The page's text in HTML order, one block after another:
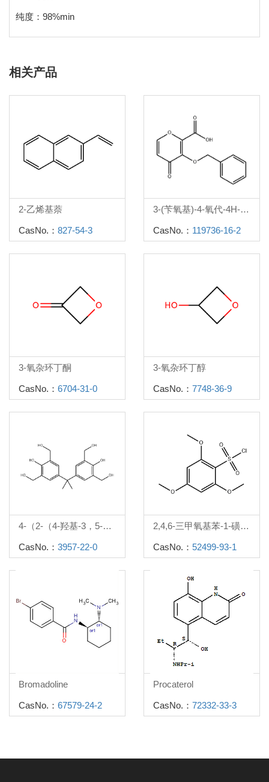
纯度：98%min
相关产品
2-乙烯基萘
CasNo.： 827-54-3
3-(苄氧基)-4-氧代-4H-吡喃-2-羧酸
CasNo.： 119736-16-2
3-氧杂环丁酮
CasNo.： 6704-31-0
3-氧杂环丁醇
CasNo.： 7748-36-9
4-（2-（4-羟基-3，5-二（羟甲基）苯基）丙-2-基）-2，6-二（羟甲基）苯酚
CasNo.： 3957-22-0
2,4,6-三甲氧基苯-1-磺酰氯
CasNo.： 52499-93-1
Bromadoline
CasNo.： 67579-24-2
Procaterol
CasNo.： 72332-33-3